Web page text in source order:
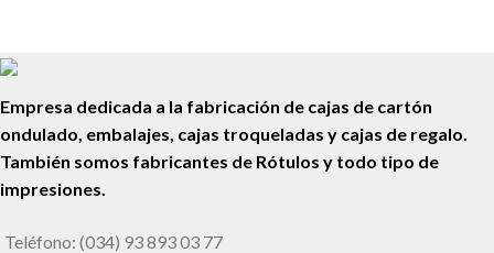
Empresa dedicada a la fabricación de cajas de cartón
ondulado, embalajes, cajas troqueladas y cajas de regalo.
También somos fabricantes de Rótulos y todo tipo de
impresiones.
Teléfono: (034) 93 893 03 77